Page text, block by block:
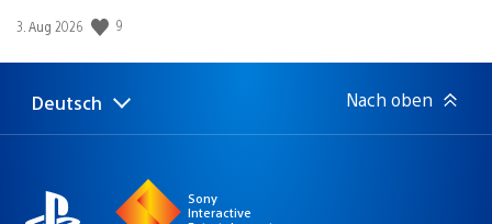
Veröffentlichungsdatum:
3. Aug 2026 9
Select
a
Aktuelle
Region:
Deutsch Nach oben
Sony
Interactive